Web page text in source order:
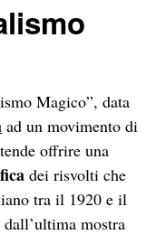
Magico”, data
ad un movimento di
offrire una
dei risvolti che
tra il 1920 e il
mostra